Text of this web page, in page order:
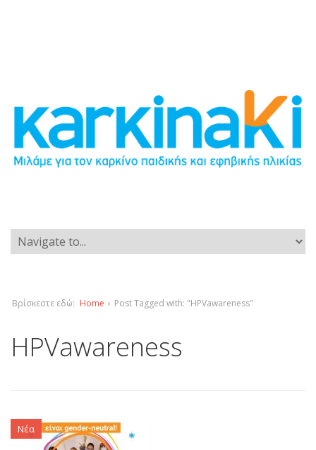
Βρίσκεστε εδώ: Home › Post Tagged with: "HPVawareness"
HPVawareness
Νέα